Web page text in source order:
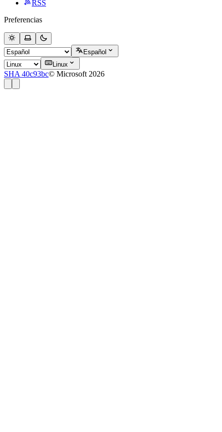
RSS
Preferencias
Español
Linux
SHA 40c93bc© Microsoft 2026